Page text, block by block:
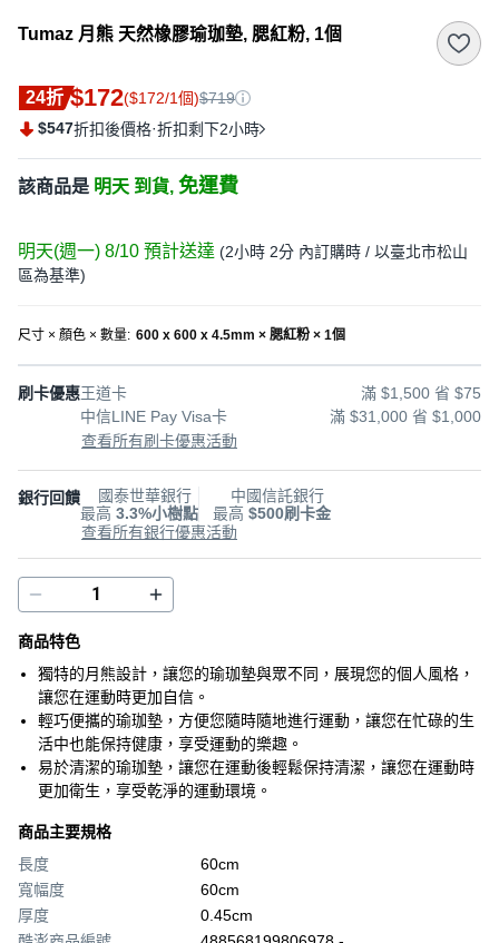
Tumaz 月熊 天然橡膠瑜珈墊, 腮紅粉, 1個
24折 $172($172/1個)$719
$547折扣後價格·折扣剩下2小時
該商品是 明天 到貨, 免運費
明天(週一) 8/10 預計送達 (2小時 2分 內訂購時 / 以臺北市松山
區為基準)
尺寸 × 顏色 × 數量: 600 x 600 x 4.5mm × 腮紅粉 × 1個
刷卡優惠王道卡
滿 $1,500 省 $75
中信LINE Pay Visa卡
滿 $31,000 省 $1,000
查看所有刷卡優惠活動
銀行回饋
國泰世華銀行
最高 3.3%小樹點
中國信託銀行
最高 $500刷卡金
查看所有銀行優惠活動
商品特色
獨特的月熊設計，讓您的瑜珈墊與眾不同，展現您的個人風格，
讓您在運動時更加自信。
輕巧便攜的瑜珈墊，方便您隨時隨地進行運動，讓您在忙碌的生
活中也能保持健康，享受運動的樂趣。
易於清潔的瑜珈墊，讓您在運動後輕鬆保持清潔，讓您在運動時
更加衛生，享受乾淨的運動環境。
商品主要規格
長度
60cm
寬幅度
60cm
厚度
0.45cm